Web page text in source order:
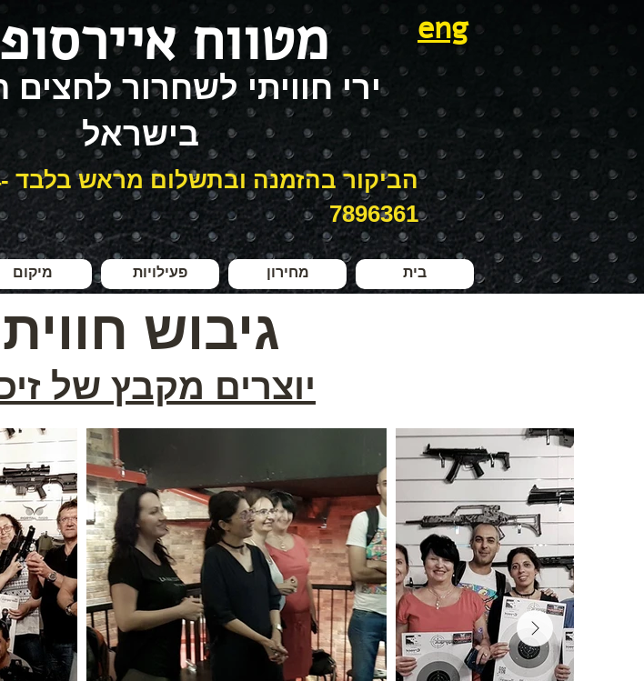
מטווח eng
ירי חוויתי לשחרור לחצים
בישראל
7896361
בית מחירון פעילויות מיקום
יוצרים מקבץ של
גיבוש